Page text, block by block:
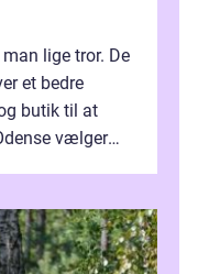
lige tror. De
et bedre
butik til at
vælger